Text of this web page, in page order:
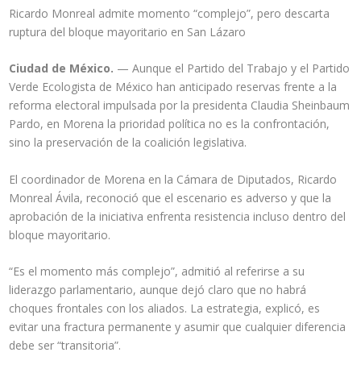
Ricardo Monreal admite momento “complejo”, pero descarta
ruptura del bloque mayoritario en San Lázaro
Ciudad de México. — Aunque el Partido del Trabajo y el Partido
Verde Ecologista de México han anticipado reservas frente a la
reforma electoral impulsada por la presidenta Claudia Sheinbaum
Pardo, en Morena la prioridad política no es la confrontación,
sino la preservación de la coalición legislativa.
El coordinador de Morena en la Cámara de Diputados, Ricardo
Monreal Ávila, reconoció que el escenario es adverso y que la
aprobación de la iniciativa enfrenta resistencia incluso dentro del
bloque mayoritario.
“Es el momento más complejo”, admitió al referirse a su
liderazgo parlamentario, aunque dejó claro que no habrá
choques frontales con los aliados. La estrategia, explicó, es
evitar una fractura permanente y asumir que cualquier diferencia
debe ser “transitoria”.